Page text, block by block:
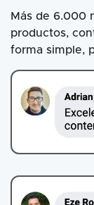
Más de 6.000
productos,
forma simple,